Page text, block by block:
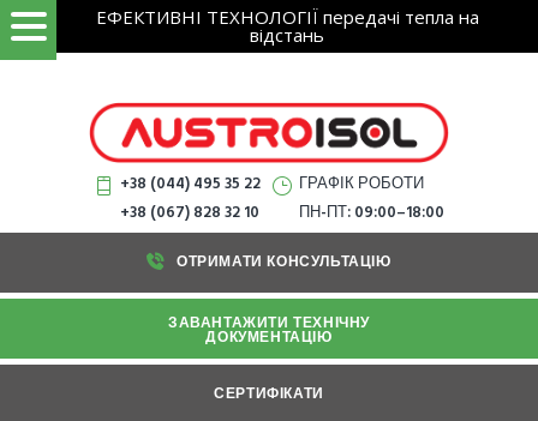
Skip
to
ЕФЕКТИВНІ ТЕХНОЛОГІЇ передачі тепла на
відстань
ЗНАЙТИ
+38 (044) 495 35 22
+38 (067) 828 32 10
ГРАФІК РОБОТИ
ПН-ПТ: 09:00–18:00
ОТРИМАТИ КОНСУЛЬТАЦІЮ
ЗАВАНТАЖИТИ ТЕХНІЧНУ
ДОКУМЕНТАЦІЮ
СЕРТИФІКАТИ